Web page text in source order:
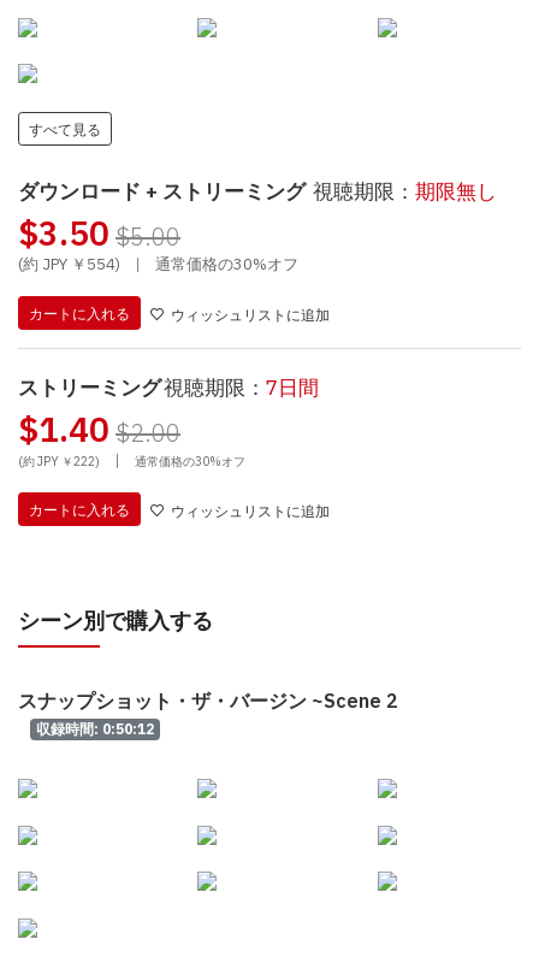
すべて見る
ダウンロード + ストリーミング 視聴期限： 期限無し
$3.50 $5.00
(約 JPY ￥554) | 通常価格の30%オフ
カートに入れる ウィッシュリストに追加
ストリーミング視聴期限： 7日間
$1.40 $2.00
(約 JPY ￥222) | 通常価格の30%オフ
カートに入れる ウィッシュリストに追加
シーン別で購入する
スナップショット・ザ・バージン ~Scene 2
収録時間: 0:50:12